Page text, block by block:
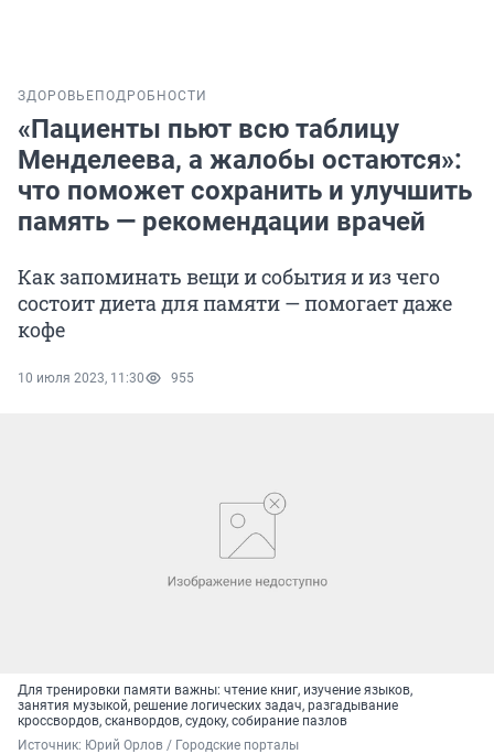
ЗДОРОВЬЕ ПОДРОБНОСТИ
«Пациенты пьют всю таблицу
Менделеева, а жалобы остаются»:
что поможет сохранить и улучшить
память — рекомендации врачей
Как запоминать вещи и события и из чего
состоит диета для памяти — помогает даже
кофе
10 июля 2023, 11:30 955
Для тренировки памяти важны: чтение книг, изучение языков,
занятия музыкой, решение логических задач, разгадывание
кроссвордов, сканвордов, судоку, собирание пазлов
Источник: Юрий Орлов / Городские порталы